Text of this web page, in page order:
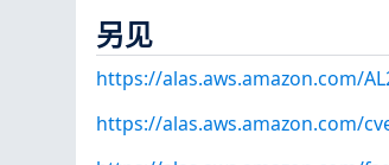
另见
https://alas.aws.amazon.com/
https://alas.aws.amazon.com/